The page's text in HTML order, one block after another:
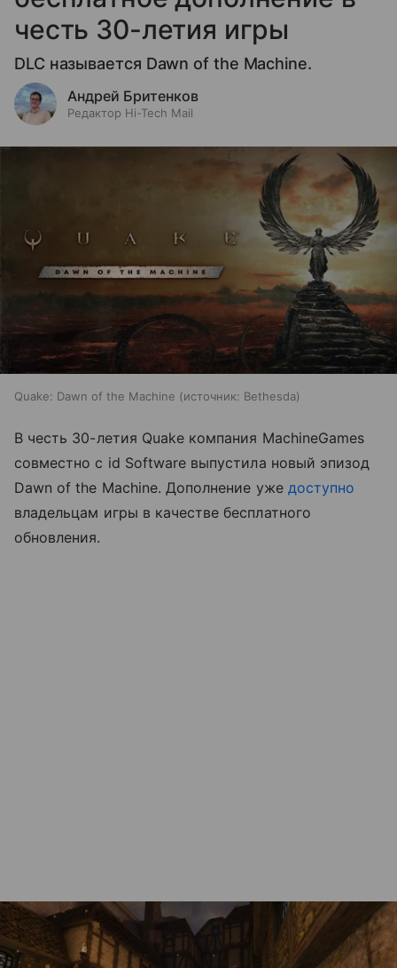
честь 30-летия игры
DLC называется Dawn of the Machine.
Андрей Бритенков
Редактор Hi-Tech Mail
Quake: Dawn of the Machine источник: Bethesda
В честь 30-летия Quake компания MachineGames
совместно с id Software выпустила новый эпизод
Dawn of the Machine. Дополнение уже доступно
владельцам игры в качестве бесплатного
обновления.